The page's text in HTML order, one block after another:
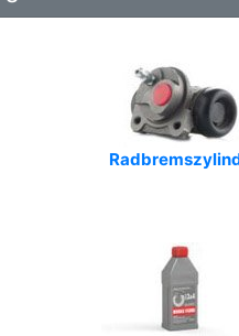
Art.-Nr.:
Art.-Nr.:
Art.-Nr.:
Art.-Nr.:
Art.-Nr.: